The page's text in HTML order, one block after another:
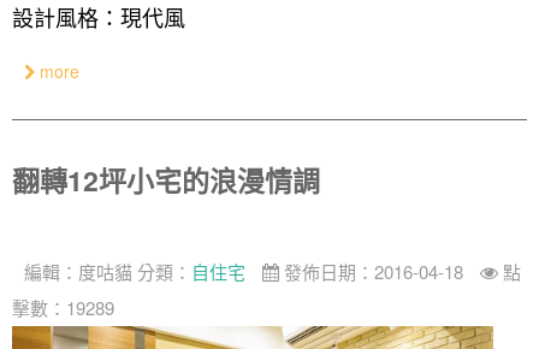
設計風格：現代風
more
翻轉12坪小宅的浪漫情調
編輯： 度咕貓 分類： 自住宅 發佈日期：2016-04-18
點
擊數：19289